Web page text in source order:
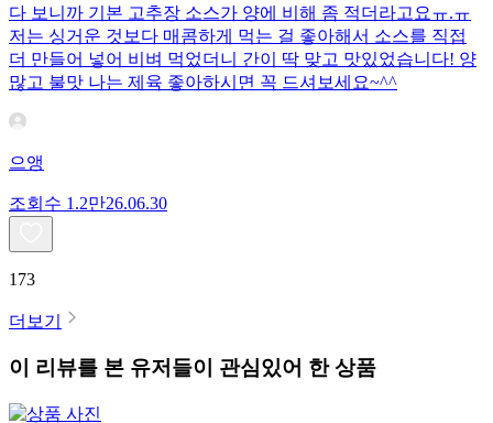
다 보니까 기본 고추장 소스가 양에 비해 좀 적더라고요ㅠ.ㅠ
저는 싱거운 것보다 매콤하게 먹는 걸 좋아해서 소스를 직접
더 만들어 넣어 비벼 먹었더니 간이 딱 맞고 맛있었습니다! 양
많고 불맛 나는 제육 좋아하시면 꼭 드셔보세요~^^
으앵
조회수 1.2만26.06.30
173
더보기
이 리뷰를 본 유저들이 관심있어 한 상품